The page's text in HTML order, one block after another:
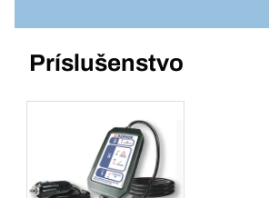
3
Pridať do košíka
338992
Príslušenstvo